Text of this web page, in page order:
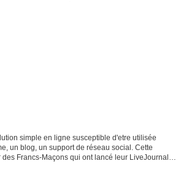
simple en ligne susceptible d'etre utilisée
un blog, un support de réseau social. Cette
Francs-Maçons qui ont lancé leur LiveJournal